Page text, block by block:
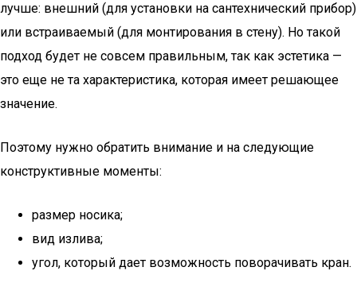
лучше: внешний (для установки на сантехнический прибор)
или встраиваемый (для монтирования в стену). Но такой
подход будет не совсем правильным, так как эстетика —
это еще не та характеристика, которая имеет решающее
значение.
Поэтому нужно обратить внимание и на следующие
конструктивные моменты:
размер носика;
вид излива;
угол, который дает возможность поворачивать кран.